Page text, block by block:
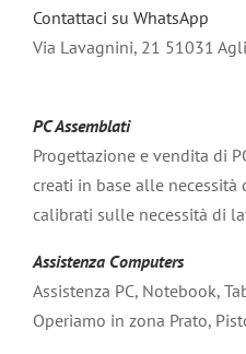
Contattaci su WhatsApp
Via Lavagnini, 21 51031
PC Assemblati
Progettazione e vendita di
creati in base alle necessità
calibrati sulle necessità di
Assistenza Computers
Assistenza PC, Notebook,
Operiamo in zona Prato,